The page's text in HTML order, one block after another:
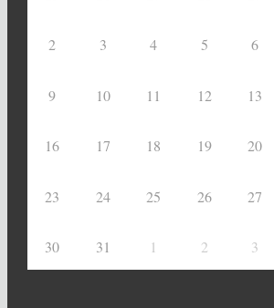
2 3 4 5 6
9 10 11 12 13
16 17 18 19 20
23 24 25 26 27
30 31 1 2 3